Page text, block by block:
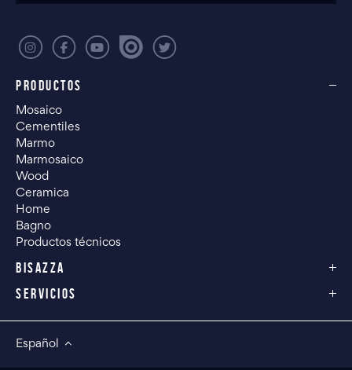
PRODUCTOS
Mosaico
Cementiles
Marmo
Marmosaico
Wood
Ceramica
Home
Bagno
Productos técnicos
BISAZZA
SERVICIOS
Español